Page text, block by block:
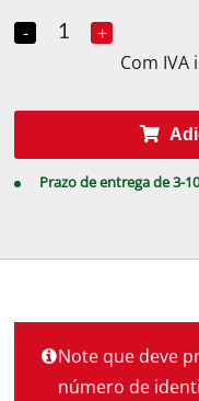
- +
Com IVA
Prazo de entrega de 3-
Note que deve
número de